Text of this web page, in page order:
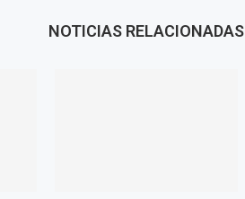
NOTICIAS RELACIONADAS